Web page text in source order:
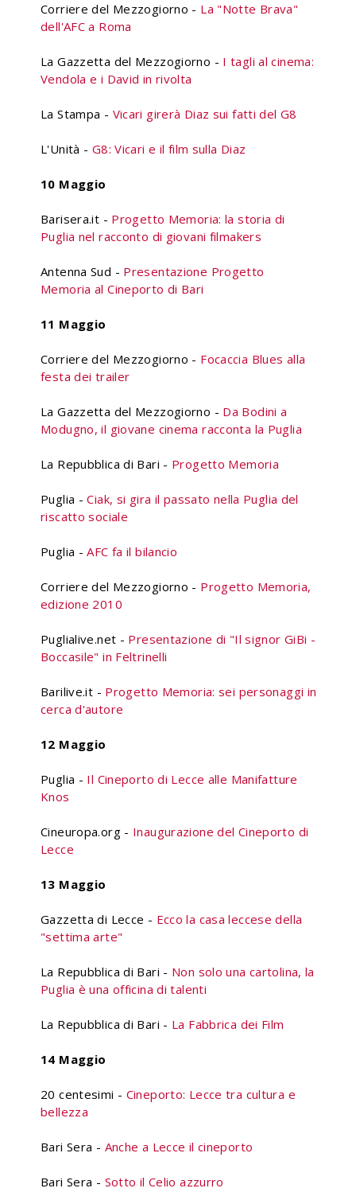
Corriere del Mezzogiorno - La "Notte Brava"
dell'AFC a Roma
La Gazzetta del Mezzogiorno - I tagli al cinema:
Vendola e i David in rivolta
La Stampa - Vicari girerà Diaz sui fatti del G8
L'Unità - G8: Vicari e il film sulla Diaz
10 Maggio
Barisera.it - Progetto Memoria: la storia di
Puglia nel racconto di giovani filmakers
Antenna Sud - Presentazione Progetto
Memoria al Cineporto di Bari
11 Maggio
Corriere del Mezzogiorno - Focaccia Blues alla
festa dei trailer
La Gazzetta del Mezzogiorno - Da Bodini a
Modugno, il giovane cinema racconta la Puglia
La Repubblica di Bari - Progetto Memoria
Puglia -Ciak, si gira il passato nella Puglia del
riscatto sociale
Puglia -AFC fa il bilancio
Corriere del Mezzogiorno - Progetto Memoria,
edizione 2010
Puglialive.net - Presentazione di "Il signor GiBi -
Boccasile" in Feltrinelli
Barilive.it - Progetto Memoria: sei personaggi in
cerca d'autore
12 Maggio
Puglia - Il Cineporto di Lecce alle Manifatture
Knos
Cineuropa.org - Inaugurazione del Cineporto di
Lecce
13 Maggio
Gazzetta di Lecce - Ecco la casa leccese della
"settima arte"
La Repubblica di Bari - Non solo una cartolina, la
Puglia è una officina di talenti
La Repubblica di Bari - La Fabbrica dei Film
14 Maggio
20 centesimi - Cineporto: Lecce tra cultura e
bellezza
Bari Sera - Anche a Lecce il cineporto
Bari Sera - Sotto il Celio azzurro